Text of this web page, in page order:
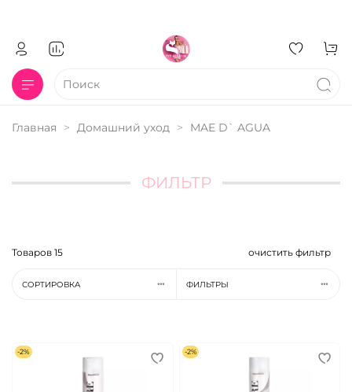
Главная Домашний уход MAE D` AGUA
ФИЛЬТР
Товаров 15 очистить фильтр
СОРТИРОВКА ФИЛЬТРЫ
-2% -2%